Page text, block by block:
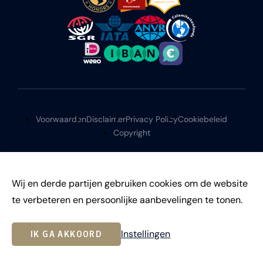
Wij en derde partijen gebruiken cookies om de website
te verbeteren en persoonlijke aanbevelingen te tonen.
IK GA AKKOORD Instellingen
VoorwaardenDisclaimerPrivacy PolicyCookiebeleid
Copyright
©2026